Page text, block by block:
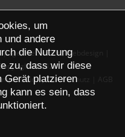
Webauftritt, Webdesign |
©2026
Impressum
Datenschutz | AGB
um
und andere
die Nutzung
zu, dass wir diese
Gerät platzieren
kann es sein, dass